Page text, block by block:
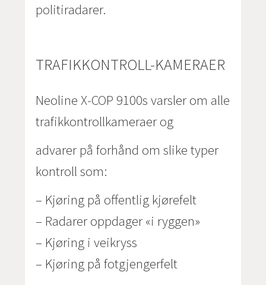
politiradarer.
TRAFIKKONTROLL-KAMERAER
Neoline X-COP 9100s varsler om alle
trafikkontrollkameraer og
advarer på forhånd om slike typer
kontroll som:
– Kjøring på offentlig kjørefelt
– Radarer oppdager «i ryggen»
– Kjøring i veikryss
– Kjøring på fotgjengerfelt